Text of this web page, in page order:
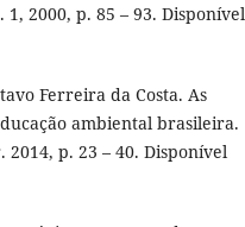
1, 2000, p. 85 – 93. Disponível
Ferreira da Costa. As
ambiental brasileira.
p. 23 – 40. Disponível